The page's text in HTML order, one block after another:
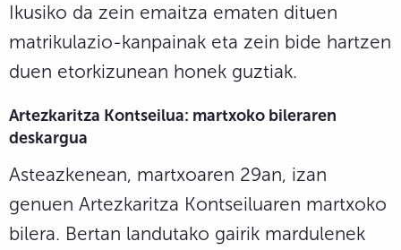
Ikusiko da zein emaitza ematen dituen
matrikulazio-kanpainak eta zein bide hartzen
duen etorkizunean honek guztiak.
Artezkaritza Kontseilua: martxoko bileraren
deskargua
Asteazkenean, martxoaren 29an, izan
genuen Artezkaritza Kontseiluaren martxoko
bilera. Bertan landutako gairik mardulenek